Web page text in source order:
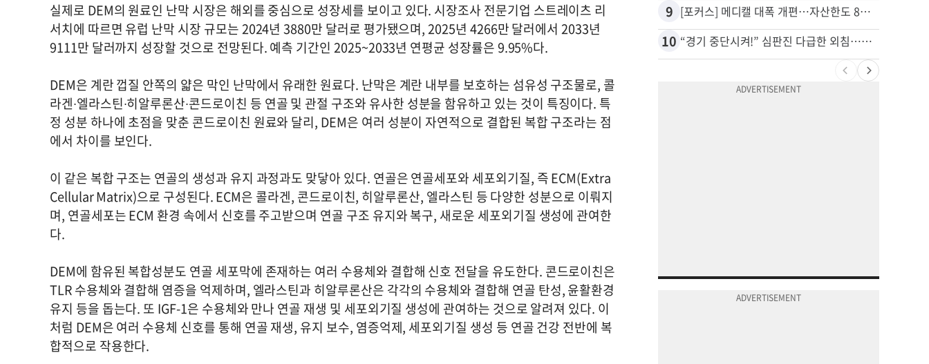
실제로 DEM의 원료인 난막 시장은 해외를 중심으로 성장세를 보이고 있다. 시장조사 전문기업 스트레이츠 리
서치에 따르면 유럽 난막 시장 규모는 2024년 3880만 달러로 평가됐으며, 2025년 4266만 달러에서 2033년
9111만 달러까지 성장할 것으로 전망된다. 예측 기간인 2025~2033년 연평균 성장률은 9.95%다.
DEM은 계란 껍질 안쪽의 얇은 막인 난막에서 유래한 원료다. 난막은 계란 내부를 보호하는 섬유성 구조물로, 콜
라겐∙엘라스틴∙히알루론산∙콘드로이친 등 연골 및 관절 구조와 유사한 성분을 함유하고 있는 것이 특징이다. 특
정 성분 하나에 초점을 맞춘 콘드로이친 원료와 달리, DEM은 여러 성분이 자연적으로 결합된 복합 구조라는 점
에서 차이를 보인다.
이 같은 복합 구조는 연골의 생성과 유지 과정과도 맞닿아 있다. 연골은 연골세포와 세포외기질, 즉 ECM(Extra
Cellular Matrix)으로 구성된다. ECM은 콜라겐, 콘드로이친, 히알루론산, 엘라스틴 등 다양한 성분으로 이뤄지
며, 연골세포는 ECM 환경 속에서 신호를 주고받으며 연골 구조 유지와 복구, 새로운 세포외기질 생성에 관여한
다.
DEM에 함유된 복합성분도 연골 세포막에 존재하는 여러 수용체와 결합해 신호 전달을 유도한다. 콘드로이친은
TLR 수용체와 결합해 염증을 억제하며, 엘라스틴과 히알루론산은 각각의 수용체와 결합해 연골 탄성, 윤활환경
유지 등을 돕는다. 또 IGF-1은 수용체와 만나 연골 재생 및 세포외기질 생성에 관여하는 것으로 알려져 있다. 이
처럼 DEM은 여러 수용체 신호를 통해 연골 재생, 유지 보수, 염증억제, 세포외기질 생성 등 연골 건강 전반에 복
합적으로 작용한다.
9 [포커스] 메디캘 대폭 개편…자산한도 84% 축소
10 “경기 중단시켜!” 심판진 다급한 외침…폭염에 야구팬 쓰러졌다